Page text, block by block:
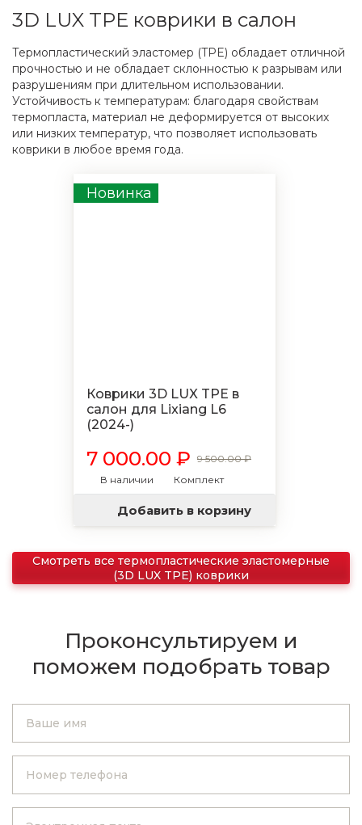
3D LUX TPE коврики в салон
Термопластический эластомер (TPE) обладает отличной
прочностью и не обладает склонностью к разрывам или
разрушениям при длительном использовании.
Устойчивость к температурам: благодаря свойствам
термопласта, материал не деформируется от высоких
или низких температур, что позволяет использовать
коврики в любое время года.
Новинка
Коврики 3D LUX TPE в
салон для Lixiang L6
(2024-)
7 000.00 ₽ 9 500.00 ₽
В наличии
Комплект
Добавить в корзину
Смотреть все термопластические эластомерные
(3D LUX TPE) коврики
Проконсультируем и
поможем подобрать товар